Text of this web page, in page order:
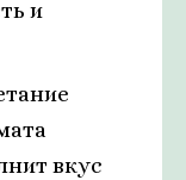
и
вкус